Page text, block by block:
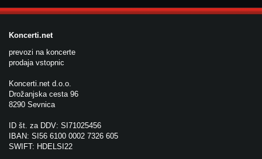
Koncerti.net
prevozi na koncerte
prodaja vstopnic
Koncerti.net d.o.o.
Drožanjska cesta 96
8290 Sevnica
ID št. za DDV: SI71025456
IBAN: SI56 6100 0002 7326 605
SWIFT: HDELSI22